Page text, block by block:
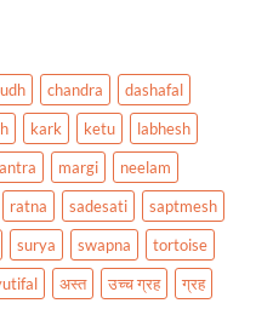
chandra
dashafal
kark ketu
labhesh
margi
neelam
ratna sadesati
saptmesh
surya swapna
tortoise
अस्त उच्च ग्रह
ग्रह